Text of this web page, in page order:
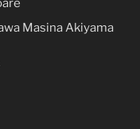
Masina Akiyama